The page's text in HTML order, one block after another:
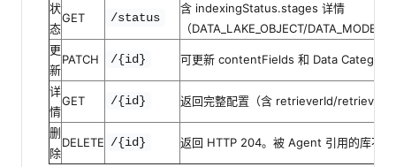
状
态
GET /status
含 indexingStatus.stages 详情
（DATA_LAKE_OBJECT/
更
新
PATCH /{id} 可更新 contentFields 和 Data Category
详
情
GET /{id} 返回完整配置（含 retrieverId/
删
除
DELETE /{id} 返回 HTTP 204。被 Agent 引用的库不